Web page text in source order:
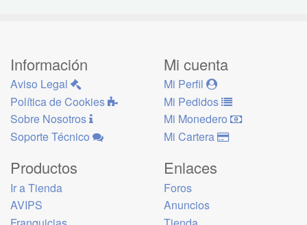
Información
Aviso Legal
Política de Cookies
Sobre Nosotros
Soporte Técnico
Mi cuenta
Mi Perfil
Mi Pedidos
Mi Monedero
Mi Cartera
Productos
Ir a Tienda
AVIPS
Enlaces
Foros
Anuncios